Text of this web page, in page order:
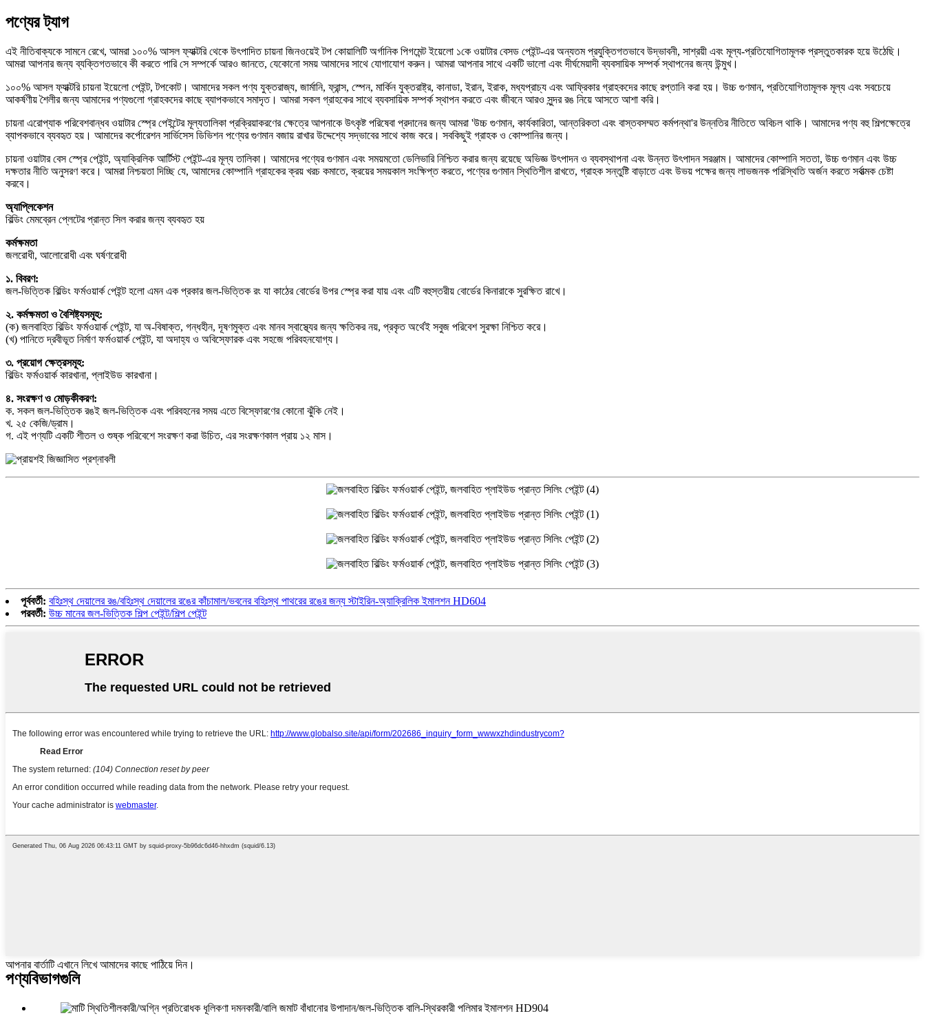
পণ্যের ট্যাগ
এই নীতিবাক্যকে সামনে রেখে, আমরা ১০০% আসল ফ্যাক্টরি থেকে উৎপাদিত চায়না জিনওয়েই টপ কোয়ালিটি অর্গানিক পিগমেন্ট ইয়েলো ১কে ওয়াটার বেসড পেইন্ট-এর অন্যতম প্রযুক্তিগতভাবে উদ্ভাবনী, সাশ্রয়ী এবং মূল্য-প্রতিযোগিতামূলক প্রস্তুতকারক হয়ে উঠেছি।
আমরা আপনার জন্য ব্যক্তিগতভাবে কী করতে পারি সে সম্পর্কে আরও জানতে, যেকোনো সময় আমাদের সাথে যোগাযোগ করুন। আমরা আপনার সাথে একটি ভালো এবং দীর্ঘমেয়াদী ব্যবসায়িক সম্পর্ক স্থাপনের জন্য উন্মুখ।
১০০% আসল ফ্যাক্টরি চায়না ইয়েলো পেইন্ট, টপকোট। আমাদের সকল পণ্য যুক্তরাজ্য, জার্মানি, ফ্রান্স, স্পেন, মার্কিন যুক্তরাষ্ট্র, কানাডা, ইরান, ইরাক, মধ্যপ্রাচ্য এবং আফ্রিকার গ্রাহকদের কাছে রপ্তানি করা হয়। উচ্চ গুণমান, প্রতিযোগিতামূলক মূল্য এবং সবচেয়ে
আকর্ষণীয় শৈলীর জন্য আমাদের পণ্যগুলো গ্রাহকদের কাছে ব্যাপকভাবে সমাদৃত। আমরা সকল গ্রাহকের সাথে ব্যবসায়িক সম্পর্ক স্থাপন করতে এবং জীবনে আরও সুন্দর রঙ নিয়ে আসতে আশা করি।
চায়না এরোপ্যাক পরিবেশবান্ধব ওয়াটার স্প্রে পেইন্টের মূল্যতালিকা প্রক্রিয়াকরণের ক্ষেত্রে আপনাকে উৎকৃষ্ট পরিষেবা প্রদানের জন্য আমরা 'উচ্চ গুণমান, কার্যকারিতা, আন্তরিকতা এবং বাস্তবসম্মত কর্মপন্থা'র উন্নতির নীতিতে অবিচল থাকি। আমাদের পণ্য বহু শিল্পক্ষেত্রে
ব্যাপকভাবে ব্যবহৃত হয়। আমাদের কর্পোরেশন সার্ভিসেস ডিভিশন পণ্যের গুণমান বজায় রাখার উদ্দেশ্যে সদ্ভাবের সাথে কাজ করে। সবকিছুই গ্রাহক ও কোম্পানির জন্য।
চায়না ওয়াটার বেস স্প্রে পেইন্ট, অ্যাক্রিলিক আর্টিস্ট পেইন্ট-এর মূল্য তালিকা। আমাদের পণ্যের গুণমান এবং সময়মতো ডেলিভারি নিশ্চিত করার জন্য রয়েছে অভিজ্ঞ উৎপাদন ও ব্যবস্থাপনা এবং উন্নত উৎপাদন সরঞ্জাম। আমাদের কোম্পানি সততা, উচ্চ গুণমান এবং উচ্চ
দক্ষতার নীতি অনুসরণ করে। আমরা নিশ্চয়তা দিচ্ছি যে, আমাদের কোম্পানি গ্রাহকের ক্রয় খরচ কমাতে, ক্রয়ের সময়কাল সংক্ষিপ্ত করতে, পণ্যের গুণমান স্থিতিশীল রাখতে, গ্রাহক সন্তুষ্টি বাড়াতে এবং উভয় পক্ষের জন্য লাভজনক পরিস্থিতি অর্জন করতে সর্বাত্মক চেষ্টা
করবে।
অ্যাপ্লিকেশন
বিল্ডিং মেমব্রেন প্লেটের প্রান্ত সিল করার জন্য ব্যবহৃত হয়
কর্মক্ষমতা
জলরোধী, আলোরোধী এবং ঘর্ষণরোধী
১. বিবরণ:
জল-ভিত্তিক বিল্ডিং ফর্মওয়ার্ক পেইন্ট হলো এমন এক প্রকার জল-ভিত্তিক রং যা কাঠের বোর্ডের উপর স্প্রে করা যায় এবং এটি বহুস্তরীয় বোর্ডের কিনারাকে সুরক্ষিত রাখে।
২. কর্মক্ষমতা ও বৈশিষ্ট্যসমূহ:
(ক) জলবাহিত বিল্ডিং ফর্মওয়ার্ক পেইন্ট, যা অ-বিষাক্ত, গন্ধহীন, দূষণমুক্ত এবং মানব স্বাস্থ্যের জন্য ক্ষতিকর নয়, প্রকৃত অর্থেই সবুজ পরিবেশ সুরক্ষা নিশ্চিত করে।
(খ) পানিতে দ্রবীভূত নির্মাণ ফর্মওয়ার্ক পেইন্ট, যা অদাহ্য ও অবিস্ফোরক এবং সহজে পরিবহনযোগ্য।
৩. প্রয়োগ ক্ষেত্রসমূহ:
বিল্ডিং ফর্মওয়ার্ক কারখানা, প্লাইউড কারখানা।
৪. সংরক্ষণ ও মোড়কীকরণ:
ক. সকল জল-ভিত্তিক রঙই জল-ভিত্তিক এবং পরিবহনের সময় এতে বিস্ফোরণের কোনো ঝুঁকি নেই।
খ. ২৫ কেজি/ড্রাম।
গ. এই পণ্যটি একটি শীতল ও শুষ্ক পরিবেশে সংরক্ষণ করা উচিত, এর সংরক্ষণকাল প্রায় ১২ মাস।
পূর্ববর্তী: বহিঃস্থ দেয়ালের রঙ/বহিঃস্থ দেয়ালের রঙের কাঁচামাল/ভবনের বহিঃস্থ পাথরের রঙের জন্য স্টাইরিন-অ্যাক্রিলিক ইমালশন HD604
পরবর্তী: উচ্চ মানের জল-ভিত্তিক শিল্প পেইন্ট/শিল্প পেইন্ট
আপনার বার্তাটি এখানে লিখে আমাদের কাছে পাঠিয়ে দিন।
পণ্যবিভাগগুলি